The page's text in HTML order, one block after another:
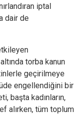
iptal
dair de
torba kanun
geçirilmeye
engellendiğini bir
başta kadınların,
alırken, tüm toplum